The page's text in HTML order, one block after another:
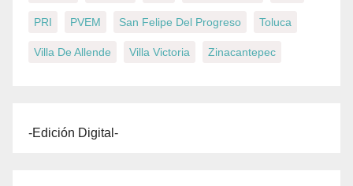
PRI PVEM San Felipe Del Progreso Toluca
Villa De Allende Villa Victoria Zinacantepec
-Edición Digital-